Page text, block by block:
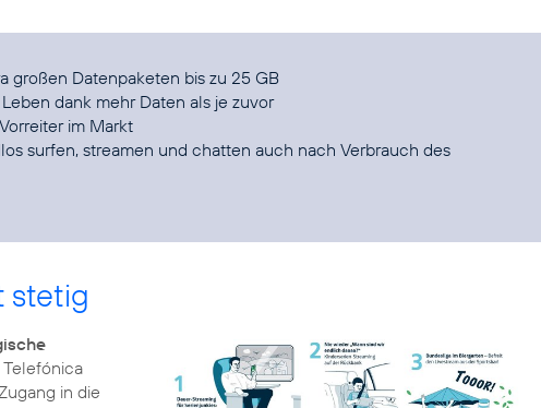
großen Datenpaketen bis zu 25 GB
dank mehr Daten als je zuvor
im Markt
surfen, streamen und chatten auch nach Verbrauch des
stetig
in die